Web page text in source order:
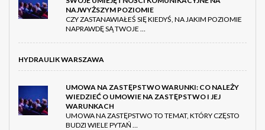
NAJWYŻSZYM POZIOMIE
CZY ZASTANAWIAŁEŚ SIĘ KIEDYŚ, NA JAKIM POZIOMIE
NAPRAWDĘ SĄ TWOJE …
HYDRAULIK WARSZAWA
UMOWA NA ZASTĘPSTWO WARUNKI: CO NALEŻY
WIEDZIEĆ O UMOWIE NA ZASTĘPSTWO I JEJ
WARUNKACH
UMOWA NA ZASTĘPSTWO TO TEMAT, KTÓRY CZĘSTO
BUDZI WIELE PYTAŃ …